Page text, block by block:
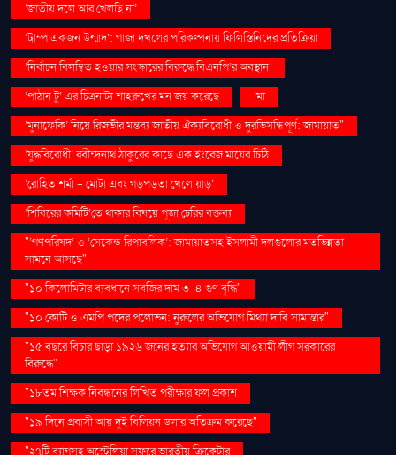
‘জাতীয় দলে আর খেলছি না’
‘ট্রাম্প একজন উন্মাদ’: গাজা দখলের পরিকল্পনায় ফিলিস্তিনিদের প্রতিক্রিয়া
‘নির্বাচন বিলম্বিত হওয়ার সংস্কারের বিরুদ্ধে বিএনপি’র অবস্থান’
‘পাঠান টু’ এর চিত্রনাট্য শাহরুখের মন জয় করেছে
‘মা
‘মুনাফেকি’ নিয়ে রিজভীর মন্তব্য জাতীয় ঐক্যবিরোধী ও দুরভিসন্ধিপূর্ণ: জামায়াত"
‘যুদ্ধবিরোধী’ রবীন্দ্রনাথ ঠাকুরের কাছে এক ইংরেজ মায়ের চিঠি
‘রোহিত শর্মা - মোটা এবং গড়পড়তা খেলোয়াড়’
‘শিবিরের কমিটি’তে থাকার বিষয়ে পূজা চেরির বক্তব্য
"‘গণপরিষদ’ ও ‘সেকেন্ড রিপাবলিক’: জামায়াতসহ ইসলামী দলগুলোর মতভিন্নতা
সামনে আসছে"
"১০ কিলোমিটার ব্যবধানে সবজির দাম ৩-৪ গুণ বৃদ্ধি"
"১০ কোটি ও এমপি পদের প্রলোভন: নুরুলের অভিযোগ মিথ্যা দাবি সামান্তার"
"১৫ বছরে বিচার ছাড়া ১৯২৬ জনের হত্যার অভিযোগ আওয়ামী লীগ সরকারের
বিরুদ্ধে"
"১৮তম শিক্ষক নিবন্ধনের লিখিত পরীক্ষার ফল প্রকাশ
"১৯ দিনে প্রবাসী আয় দুই বিলিয়ন ডলার অতিক্রম করেছে"
"২৭টি ব্যাগসহ অস্ট্রেলিয়া সফরে ভারতীয় ক্রিকেটার